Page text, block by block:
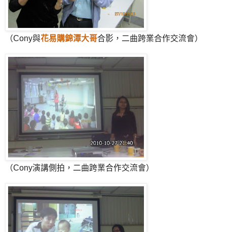
（Cony與花易購錦潭大哥合影，二曲跨業合作交流會）
（Cony演講側拍，二曲跨業合作交流會）